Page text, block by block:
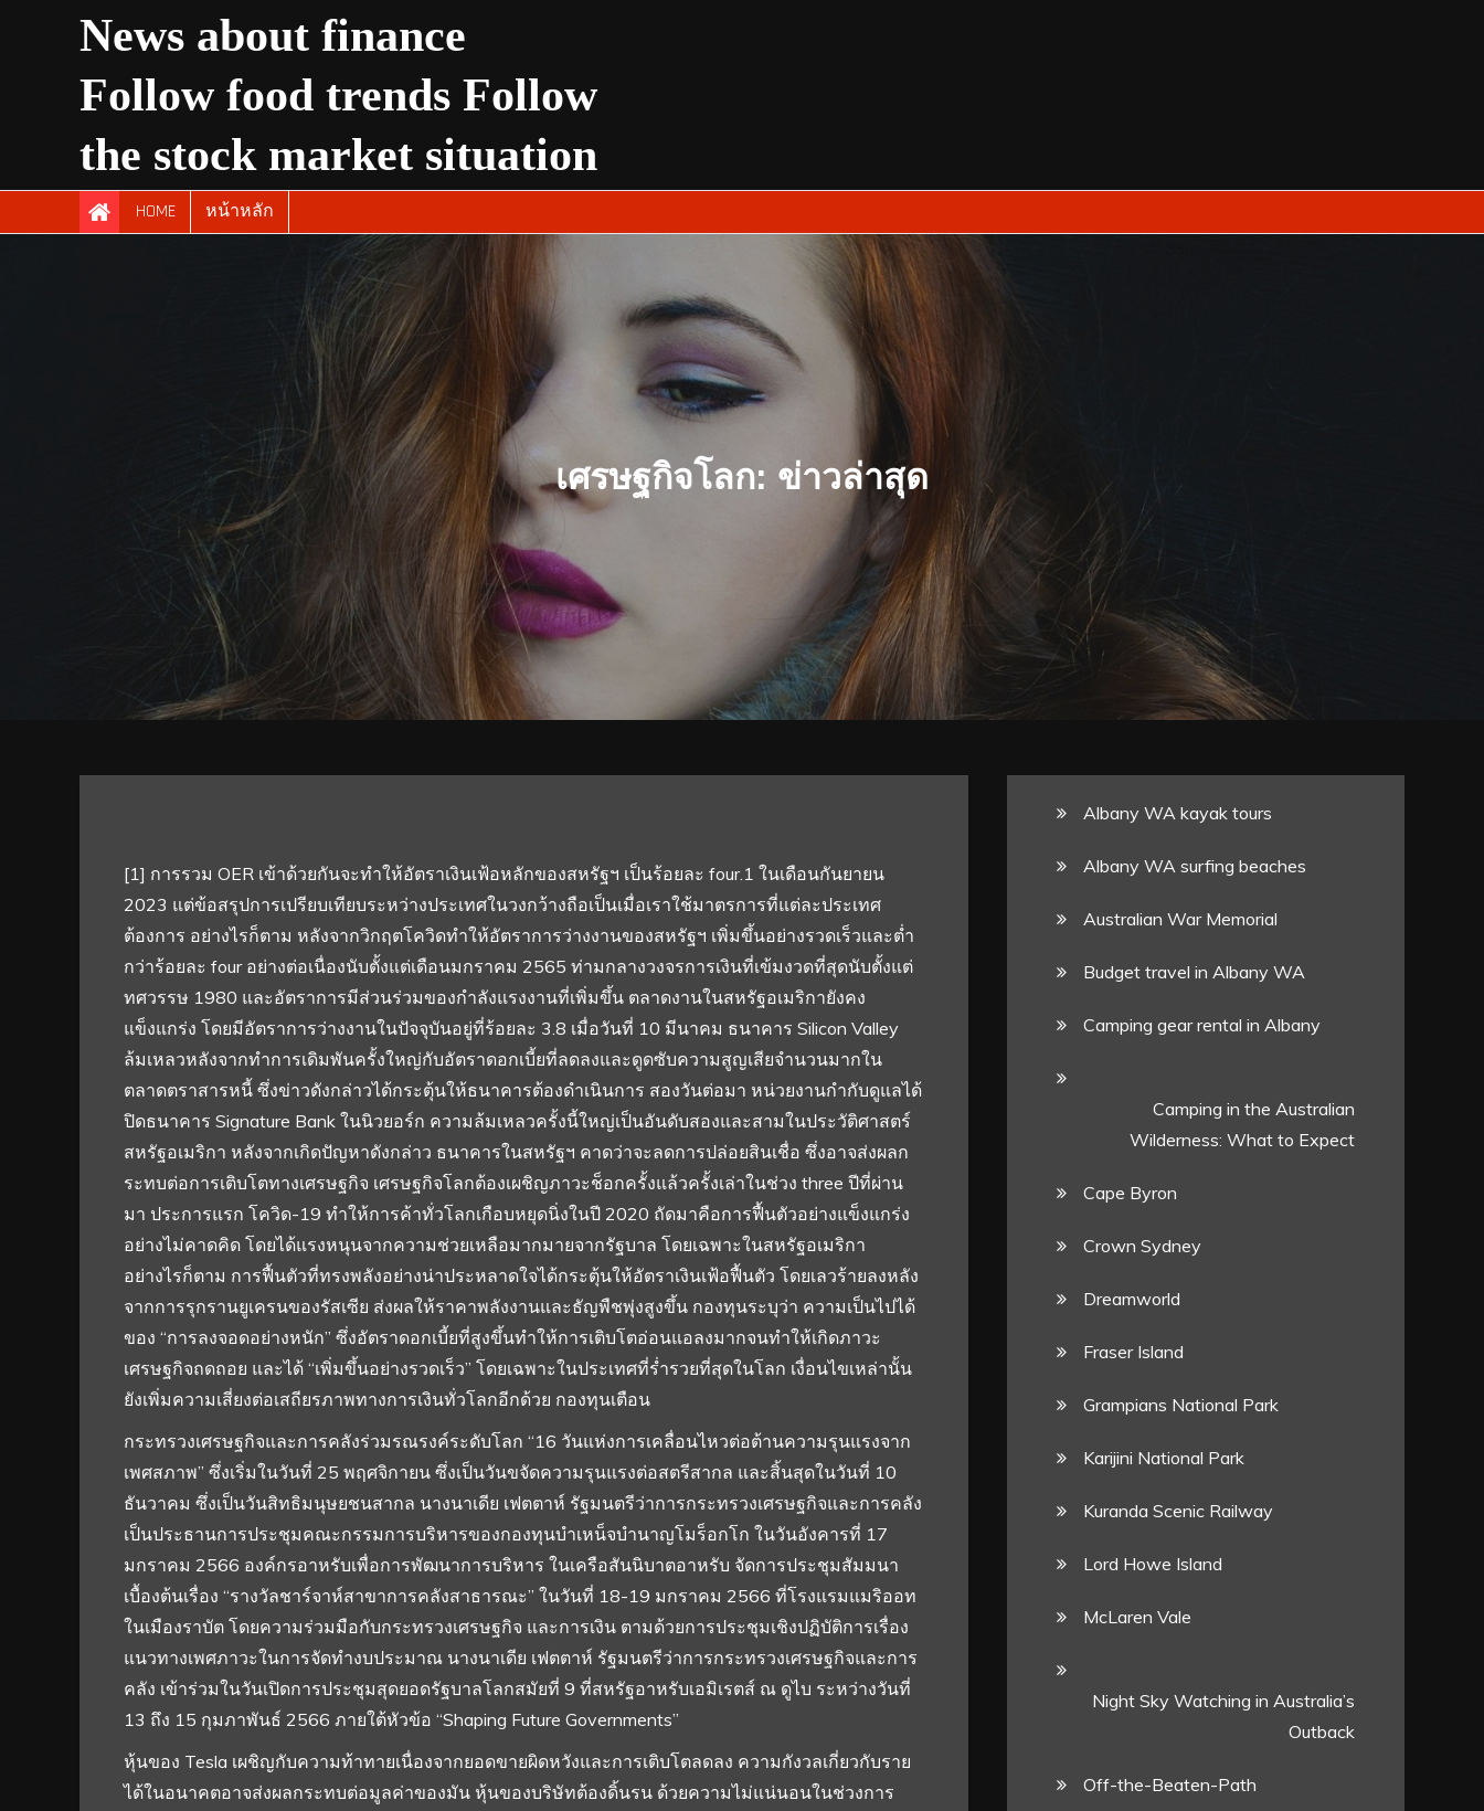
News about finance
Follow food trends Follow
the stock market situation
HOME หน้าหลัก
เศรษฐกิจโลก: ข่าวล่าสุด
[1] การรวม OER เข้าด้วยกันจะทำให้อัตราเงินเฟ้อหลักของสหรัฐฯ เป็นร้อยละ four.1 ในเดือนกันยายน
2023 แต่ข้อสรุปการเปรียบเทียบระหว่างประเทศในวงกว้างถือเป็นเมื่อเราใช้มาตรการที่แต่ละประเทศ
ต้องการ อย่างไรก็ตาม หลังจากวิกฤตโควิดทำให้อัตราการว่างงานของสหรัฐฯ เพิ่มขึ้นอย่างรวดเร็วและต่ำ
กว่าร้อยละ four อย่างต่อเนื่องนับตั้งแต่เดือนมกราคม 2565 ท่ามกลางวงจรการเงินที่เข้มงวดที่สุดนับตั้งแต่
ทศวรรษ 1980 และอัตราการมีส่วนร่วมของกำลังแรงงานที่เพิ่มขึ้น ตลาดงานในสหรัฐอเมริกายังคง
แข็งแกร่ง โดยมีอัตราการว่างงานในปัจจุบันอยู่ที่ร้อยละ 3.8 เมื่อวันที่ 10 มีนาคม ธนาคาร Silicon Valley
ล้มเหลวหลังจากทำการเดิมพันครั้งใหญ่กับอัตราดอกเบี้ยที่ลดลงและดูดซับความสูญเสียจำนวนมากใน
ตลาดตราสารหนี้ ซึ่งข่าวดังกล่าวได้กระตุ้นให้ธนาคารต้องดำเนินการ สองวันต่อมา หน่วยงานกำกับดูแลได้
ปิดธนาคาร Signature Bank ในนิวยอร์ก ความล้มเหลวครั้งนี้ใหญ่เป็นอันดับสองและสามในประวัติศาสตร์
สหรัฐอเมริกา หลังจากเกิดปัญหาดังกล่าว ธนาคารในสหรัฐฯ คาดว่าจะลดการปล่อยสินเชื่อ ซึ่งอาจส่งผลก
ระทบต่อการเติบโตทางเศรษฐกิจ เศรษฐกิจโลกต้องเผชิญภาวะช็อกครั้งแล้วครั้งเล่าในช่วง three ปีที่ผ่าน
มา ประการแรก โควิด-19 ทำให้การค้าทั่วโลกเกือบหยุดนิ่งในปี 2020 ถัดมาคือการฟื้นตัวอย่างแข็งแกร่ง
อย่างไม่คาดคิด โดยได้แรงหนุนจากความช่วยเหลือมากมายจากรัฐบาล โดยเฉพาะในสหรัฐอเมริกา
อย่างไรก็ตาม การฟื้นตัวที่ทรงพลังอย่างน่าประหลาดใจได้กระตุ้นให้อัตราเงินเฟ้อฟื้นตัว โดยเลวร้ายลงหลัง
จากการรุกรานยูเครนของรัสเซีย ส่งผลให้ราคาพลังงานและธัญพืชพุ่งสูงขึ้น กองทุนระบุว่า ความเป็นไปได้
ของ “การลงจอดอย่างหนัก” ซึ่งอัตราดอกเบี้ยที่สูงขึ้นทำให้การเติบโตอ่อนแอลงมากจนทำให้เกิดภาวะ
เศรษฐกิจถดถอย และได้ “เพิ่มขึ้นอย่างรวดเร็ว” โดยเฉพาะในประเทศที่ร่ำรวยที่สุดในโลก เงื่อนไขเหล่านั้น
ยังเพิ่มความเสี่ยงต่อเสถียรภาพทางการเงินทั่วโลกอีกด้วย กองทุนเตือน
กระทรวงเศรษฐกิจและการคลังร่วมรณรงค์ระดับโลก “16 วันแห่งการเคลื่อนไหวต่อต้านความรุนแรงจาก
เพศสภาพ” ซึ่งเริ่มในวันที่ 25 พฤศจิกายน ซึ่งเป็นวันขจัดความรุนแรงต่อสตรีสากล และสิ้นสุดในวันที่ 10
ธันวาคม ซึ่งเป็นวันสิทธิมนุษยชนสากล นางนาเดีย เฟตตาห์ รัฐมนตรีว่าการกระทรวงเศรษฐกิจและการคลัง
เป็นประธานการประชุมคณะกรรมการบริหารของกองทุนบำเหน็จบำนาญโมร็อกโก ในวันอังคารที่ 17
มกราคม 2566 องค์กรอาหรับเพื่อการพัฒนาการบริหาร ในเครือสันนิบาตอาหรับ จัดการประชุมสัมมนา
เบื้องต้นเรื่อง “รางวัลชาร์จาห์สาขาการคลังสาธารณะ” ในวันที่ 18-19 มกราคม 2566 ที่โรงแรมแมริออท
ในเมืองราบัต โดยความร่วมมือกับกระทรวงเศรษฐกิจ และการเงิน ตามด้วยการประชุมเชิงปฏิบัติการเรื่อง
แนวทางเพศภาวะในการจัดทำงบประมาณ นางนาเดีย เฟตตาห์ รัฐมนตรีว่าการกระทรวงเศรษฐกิจและการ
คลัง เข้าร่วมในวันเปิดการประชุมสุดยอดรัฐบาลโลกสมัยที่ 9 ที่สหรัฐอาหรับเอมิเรตส์ ณ ดูไบ ระหว่างวันที่
13 ถึง 15 กุมภาพันธ์ 2566 ภายใต้หัวข้อ “Shaping Future Governments”
หุ้นของ Tesla เผชิญกับความท้าทายเนื่องจากยอดขายผิดหวังและการเติบโตลดลง ความกังวลเกี่ยวกับราย
ได้ในอนาคตอาจส่งผลกระทบต่อมูลค่าของมัน หุ้นของบริษัทต้องดิ้นรน ด้วยความไม่แน่นอนในช่วงการ
Albany WA kayak tours
Albany WA surfing beaches
Australian War Memorial
Budget travel in Albany WA
Camping gear rental in Albany
Camping in the Australian
Wilderness: What to Expect
Cape Byron
Crown Sydney
Dreamworld
Fraser Island
Grampians National Park
Karijini National Park
Kuranda Scenic Railway
Lord Howe Island
McLaren Vale
Night Sky Watching in Australia’s
Outback
Off-the-Beaten-Path